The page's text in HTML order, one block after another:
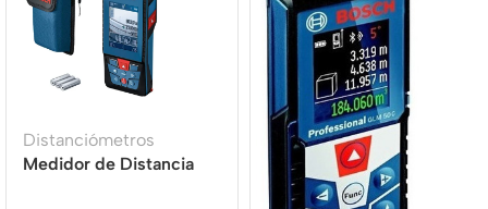
Distanciómetros
Medidor de Distancia